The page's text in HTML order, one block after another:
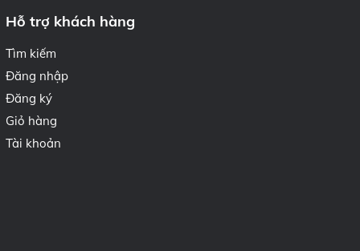
Hỗ trợ khách hàng
Tìm kiếm
Đăng nhập
Đăng ký
Giỏ hàng
Tài khoản